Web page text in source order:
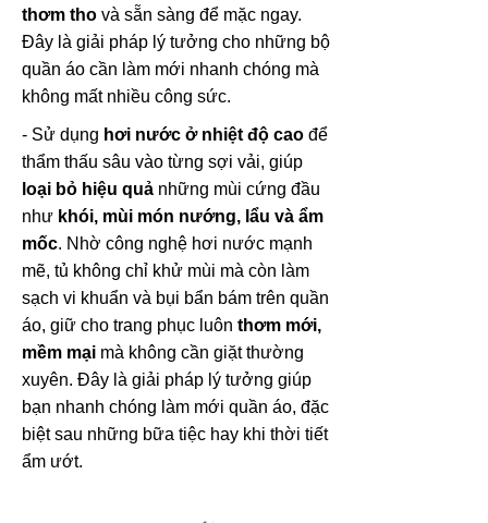
thơm tho và sẵn sàng để mặc ngay.
Đây là giải pháp lý tưởng cho những bộ
quần áo cần làm mới nhanh chóng mà
không mất nhiều công sức.
- Sử dụng hơi nước ở nhiệt độ cao để
thẩm thấu sâu vào từng sợi vải, giúp
loại bỏ hiệu quả những mùi cứng đầu
như khói, mùi món nướng, lẩu và ẩm
mốc. Nhờ công nghệ hơi nước mạnh
mẽ, tủ không chỉ khử mùi mà còn làm
sạch vi khuẩn và bụi bẩn bám trên quần
áo, giữ cho trang phục luôn thơm mới,
mềm mại mà không cần giặt thường
xuyên. Đây là giải pháp lý tưởng giúp
bạn nhanh chóng làm mới quần áo, đặc
biệt sau những bữa tiệc hay khi thời tiết
ẩm ướt.